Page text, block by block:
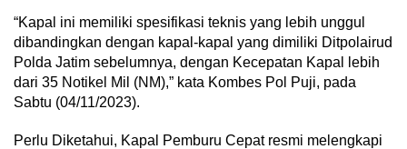
“Kapal ini memiliki spesifikasi teknis yang lebih unggul
dibandingkan dengan kapal-kapal yang dimiliki Ditpolairud
Polda Jatim sebelumnya, dengan Kecepatan Kapal lebih
dari 35 Notikel Mil (NM),” kata Kombes Pol Puji, pada
Sabtu (04/11/2023).
Perlu Diketahui, Kapal Pemburu Cepat resmi melengkapi